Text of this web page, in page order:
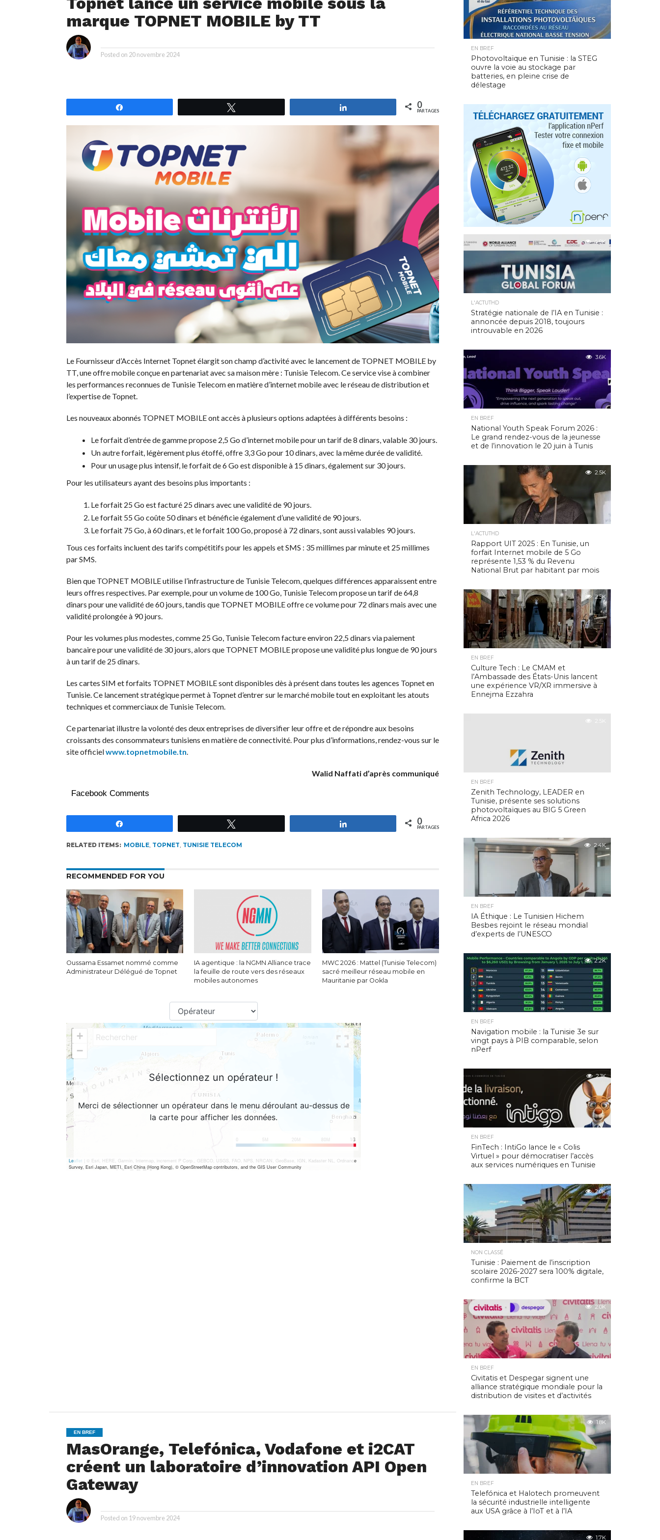
marque TOPNET MOBILE by TT
Posted on 20 novembre 2024
0
PARTAGES
Le Fournisseur d’Accès Internet Topnet élargit son champ d’activité avec le lancement de TOPNET MOBILE by
TT, une offre mobile conçue en partenariat avec sa maison mère : Tunisie Telecom. Ce service vise à combiner
les performances reconnues de Tunisie Telecom en matière d’internet mobile avec le réseau de distribution et
l’expertise de Topnet.
Les nouveaux abonnés TOPNET MOBILE ont accès à plusieurs options adaptées à différents besoins :
Le forfait d’entrée de gamme propose 2,5 Go d’internet mobile pour un tarif de 8 dinars, valable 30 jours.
Un autre forfait, légèrement plus étoffé, offre 3,3 Go pour 10 dinars, avec la même durée de validité.
Pour un usage plus intensif, le forfait de 6 Go est disponible à 15 dinars, également sur 30 jours.
Pour les utilisateurs ayant des besoins plus importants :
Le forfait 25 Go est facturé 25 dinars avec une validité de 90 jours.
Le forfait 55 Go coûte 50 dinars et bénéficie également d’une validité de 90 jours.
Le forfait 75 Go, à 60 dinars, et le forfait 100 Go, proposé à 72 dinars, sont aussi valables 90 jours.
Tous ces forfaits incluent des tarifs compétitifs pour les appels et SMS : 35 millimes par minute et 25 millimes
par SMS.
Bien que TOPNET MOBILE utilise l’infrastructure de Tunisie Telecom, quelques différences apparaissent entre
leurs offres respectives. Par exemple, pour un volume de 100 Go, Tunisie Telecom propose un tarif de 64,8
dinars pour une validité de 60 jours, tandis que TOPNET MOBILE offre ce volume pour 72 dinars mais avec une
validité prolongée à 90 jours.
Pour les volumes plus modestes, comme 25 Go, Tunisie Telecom facture environ 22,5 dinars via paiement
bancaire pour une validité de 30 jours, alors que TOPNET MOBILE propose une validité plus longue de 90 jours
à un tarif de 25 dinars.
Les cartes SIM et forfaits TOPNET MOBILE sont disponibles dès à présent dans toutes les agences Topnet en
Tunisie. Ce lancement stratégique permet à Topnet d’entrer sur le marché mobile tout en exploitant les atouts
techniques et commerciaux de Tunisie Telecom.
Ce partenariat illustre la volonté des deux entreprises de diversifier leur offre et de répondre aux besoins
croissants des consommateurs tunisiens en matière de connectivité. Pour plus d’informations, rendez-vous sur le
site officielwww.topnetmobile.tn
Walid Naffati d’après communiqué
Facebook Comments
0
PARTAGES
RELATED ITEMS: MOBILE, TOPNET TUNISIE TELECOM
RECOMMENDED FOR YOU
Oussama Essamet nommé comme
Administrateur Délégué de Topnet
IA agentique : la NGMN Alliance trace
la feuille de route vers des réseaux
mobiles autonomes
MWC 2026 : Mattel (Tunisie Telecom)
sacré meilleur réseau mobile en
Mauritanie par Ookla
EN BREF
MasOrange, Telefónica, Vodafone et i2CAT
créent un laboratoire d’innovation API Open
Gateway
Posted on 19 novembre 2024
EN BREF
Photovoltaïque en Tunisie : la STEG
ouvre la voie au stockage par
batteries, en pleine crise de
délestage
4.9K
L'ACTUTHD
Stratégie nationale de l’IA en Tunisie :
annoncée depuis 2018, toujours
introuvable en 2026
3.6K
EN BREF
National Youth Speak Forum 2026 :
Le grand rendez-vous de la jeunesse
et de l’innovation le 20 juin à Tunis
2.5K
L'ACTUTHD
Rapport UIT 2025 : En Tunisie, un
forfait Internet mobile de 5 Go
représente 1,53 % du Revenu
National Brut par habitant par mois
2.5K
EN BREF
Culture Tech : Le CMAM et
l’Ambassade des États-Unis lancent
une expérience VR/XR immersive à
Ennejma Ezzahra
2.5K
EN BREF
Zenith Technology, LEADER en
Tunisie, présente ses solutions
photovoltaïques au BIG 5 Green
Africa 2026
2.4K
EN BREF
IA Éthique : Le Tunisien Hichem
Besbes rejoint le réseau mondial
d’experts de l’UNESCO
2.2K
EN BREF
Navigation mobile : la Tunisie 3e sur
vingt pays à PIB comparable, selon
nPerf
2.1K
EN BREF
FinTech : IntiGo lance le « Colis
Virtuel » pour démocratiser l’accès
aux services numériques en Tunisie
2.0K
NON CLASSÉ
Tunisie : Paiement de l’inscription
scolaire 2026-2027 sera 100% digitale,
confirme la BCT
2.0K
EN BREF
Civitatis et Despegar signent une
alliance stratégique mondiale pour la
distribution de visites et d’activités
1.8K
EN BREF
Telefónica et Halotech promeuvent
la sécurité industrielle intelligente
aux USA grâce à l’IoT et à l’IA
1.7K